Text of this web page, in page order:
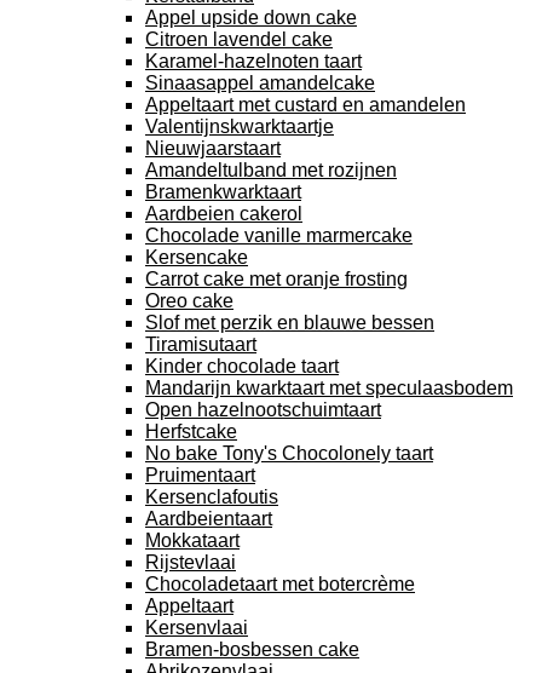
Appel upside down cake
Citroen lavendel cake
Karamel-hazelnoten taart
Sinaasappel amandelcake
Appeltaart met custard en amandelen
Valentijnskwarktaartje
Nieuwjaarstaart
Amandeltulband met rozijnen
Bramenkwarktaart
Aardbeien cakerol
Chocolade vanille marmercake
Kersencake
Carrot cake met oranje frosting
Oreo cake
Slof met perzik en blauwe bessen
Tiramisutaart
Kinder chocolade taart
Mandarijn kwarktaart met speculaasbodem
Open hazelnootschuimtaart
Herfstcake
No bake Tony's Chocolonely taart
Pruimentaart
Kersenclafoutis
Aardbeientaart
Mokkataart
Rijstevlaai
Chocoladetaart met botercrème
Appeltaart
Kersenvlaai
Bramen-bosbessen cake